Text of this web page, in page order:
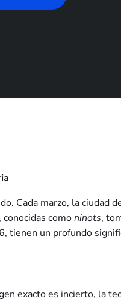
Cada marzo, la ciudad
comoninots,
un profundo
exacto es incierto, la